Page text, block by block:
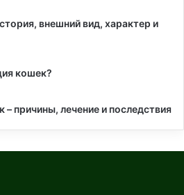
внешний вид, характер и
кошек?
– причины, лечение и последствия